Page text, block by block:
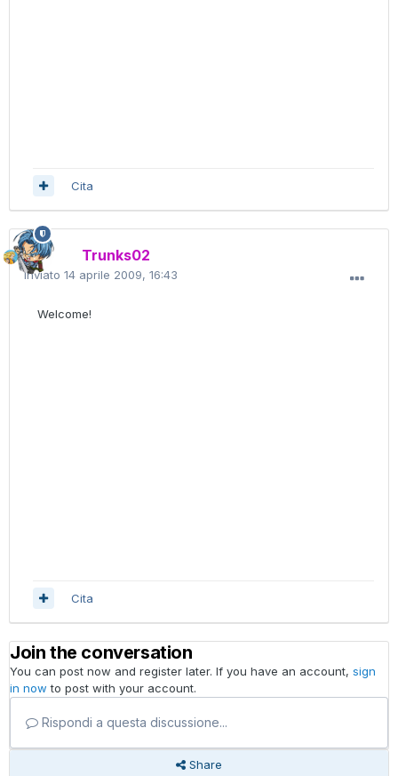
Cita
Trunks02
Inviato 14 aprile 2009, 16:43
Welcome!
Cita
Join the conversation
You can post now and register later. If you have an account, sign
in now to post with your account.
Rispondi a questa discussione...
Share